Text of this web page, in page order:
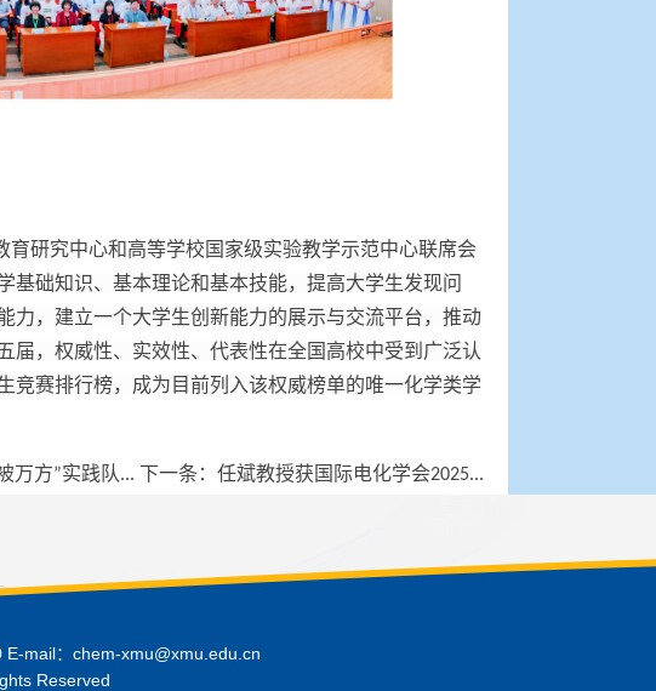
研究中心和高等学校国家级实验教学示范中心联席会
基础知识、基本理论和基本技能，提高大学生发现问
力，建立一个大学生创新能力的展示与交流平台，推动
届，权威性、实效性、代表性在全国高校中受到广泛认
竞赛排行榜，成为目前列入该权威榜单的唯一化学类学
万方”实践队... 下一条： 任斌教授获国际电化学会2025...
mail：chem-xmu@xmu.edu.cn
Reserved